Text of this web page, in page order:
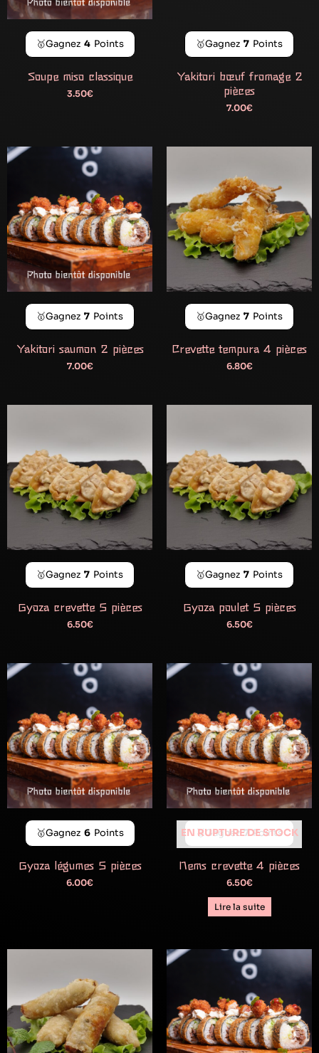
🥇Gagnez 4 Points
Soupe miso classique
3.50€
🥇Gagnez 7 Points
Yakitori bœuf fromage 2
pièces
7.00€
🥇Gagnez 7 Points
Yakitori saumon 2 pièces
7.00€
🥇Gagnez 7 Points
Crevette tempura 4 pièces
6.80€
🥇Gagnez 7 Points
Gyoza crevette 5 pièces
6.50€
🥇Gagnez 7 Points
Gyoza poulet 5 pièces
6.50€
🥇Gagnez 6 Points
Gyoza légumes 5 pièces
6.00€
EN RUPTURE DE STOCK
🥇Gagnez 7 Points
Nems crevette 4 pièces
6.50€
Lire la suite